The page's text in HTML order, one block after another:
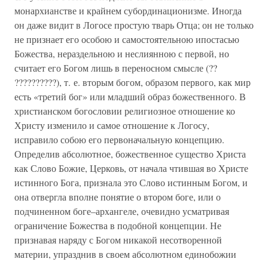
монархианстве и крайнем субординационизме. Иногда
он даже видит в Логосе простую тварь Отца; он не только
не признает его особою и самостоятельною ипостасью
Божества, нераздельною и неслиянною с первой, но
считает его Богом лишь в переносном смысле (??
??????????), т. е. вторым богом, образом первого, как мир
есть «третий бог» или младший образ божественного. В
христианском богословии религиозное отношение ко
Христу изменило и самое отношение к Логосу,
исправило собою его первоначальную концепцию.
Определив абсолютное, божественное существо Христа
как Слово Божие, Церковь, от начала чтившая во Христе
истинного Бога, признала это Слово истинным Богом, и
она отвергла вполне понятие о втором боге, или о
подчиненном боге–архангеле, очевидно усматривая
ограничение Божества в подобной концепции. Не
признавая наряду с Богом никакой несотворенной
материи, упразднив в своем абсолютном единобожии